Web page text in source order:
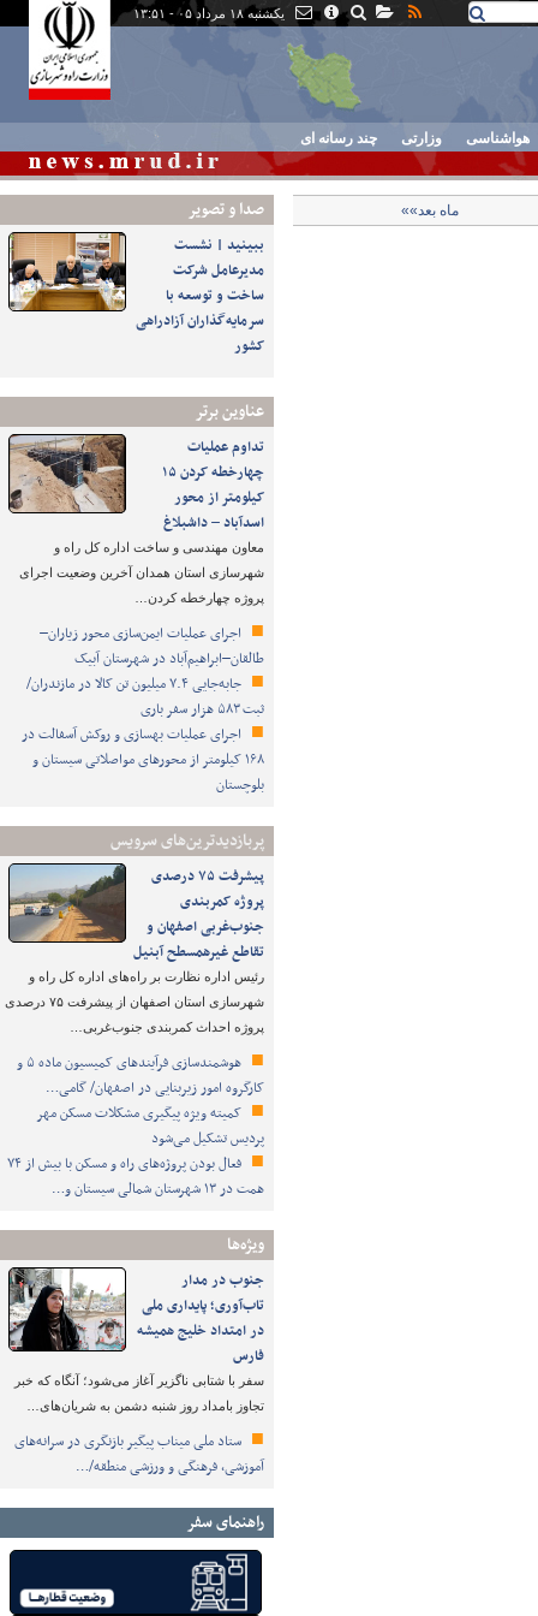
یکشنبه ۱۸ مرداد ۰۵ - ۱۳:۵۱
هواشناسی وزارتی چند رسانه ای
صدا و تصوير
ببینید | نشست
مدیرعامل شرکت
ساخت و توسعه با
سرمایه‌گذاران آزادراهی
کشور
عناوین برتر
تداوم عملیات
چهارخطه کردن ۱۵
کیلومتر از محور
اسدآباد – داشبلاغ
معاون مهندسی و ساخت اداره کل راه و
شهرسازی استان همدان آخرین وضعیت اجرای
پروژه چهارخطه کردن…
اجرای عملیات ایمن‌سازی محور زیاران–
طالقان–ابراهیم‌آباد در شهرستان آبیک
جابه‌جایی ۷.۴ میلیون تن کالا در مازندران/
ثبت ۵۸۳ هزار سفر باری
اجرای عملیات بهسازی و روکش آسفالت در
۱۶۸ کیلومتر از محورهای مواصلاتی سیستان و
بلوچستان
پربازدیدترین‌های سرویس
پیشرفت ۷۵ درصدی
پروژه کمربندی
جنوب‌غربی اصفهان و
تقاطع غیرهمسطح آبنیل
رئیس اداره نظارت بر راه‌های اداره کل راه و
شهرسازی استان اصفهان از پیشرفت ۷۵ درصدی
پروژه احداث کمربندی جنوب‌غربی…
هوشمندسازی فرآیندهای کمیسیون ماده ۵ و
کارگروه امور زیربنایی در اصفهان/ گامی…
کمیته ویژه پیگیری مشکلات مسکن مهر
پردیس تشکیل می‌شود
فعال بودن پروژه‌های راه و مسکن با بیش از ۷۴
همت در ۱۳ شهرستان شمالی سیستان و…
ویژه‌ها
جنوب در مدار
تاب‌آوری؛ پایداری ملی
در امتداد خلیج همیشه
فارس
سفر با شتابی ناگزیر آغاز می‌شود؛ آنگاه که خبر
تجاوز بامداد روز شنبه دشمن به شریان‌های…
ستاد ملی میناب پیگیر بازنگری در سرانه‌های
آموزشی، فرهنگی و ورزشی منطقه/…
راهنمای سفر
ماه بعد»»